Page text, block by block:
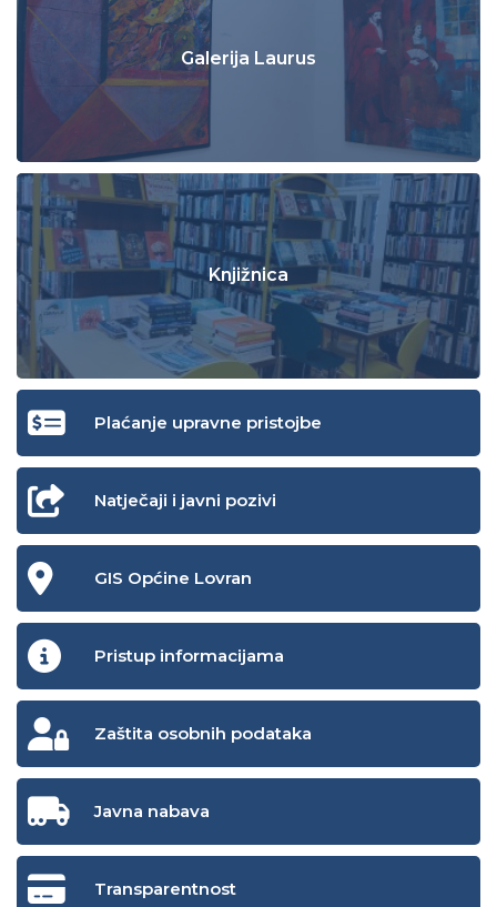
Galerija Laurus
Knjižnica
Plaćanje upravne pristojbe
Natječaji i javni pozivi
GIS Općine Lovran
Pristup informacijama
Zaštita osobnih podataka
Javna nabava
Transparentnost